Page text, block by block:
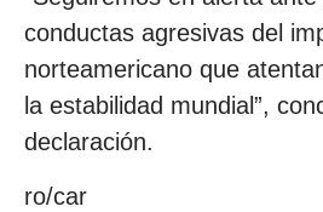
conductas agresivas del
norteamericano que
la estabilidad mundial”,
declaración.
ro/car